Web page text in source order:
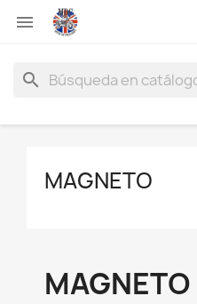

search
MAGNETO
MAGNETO